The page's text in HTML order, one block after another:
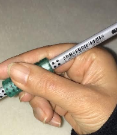
ー日本代表・森保一監督...
も